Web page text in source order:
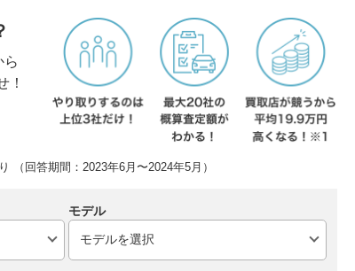
ら
！
（回答期間：2023年6月〜2024年5月）
モデル